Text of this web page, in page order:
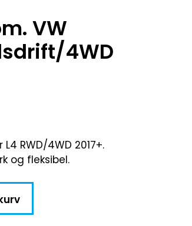
VW
4WD
RWD/4WD 2017+.
og fleksibel.